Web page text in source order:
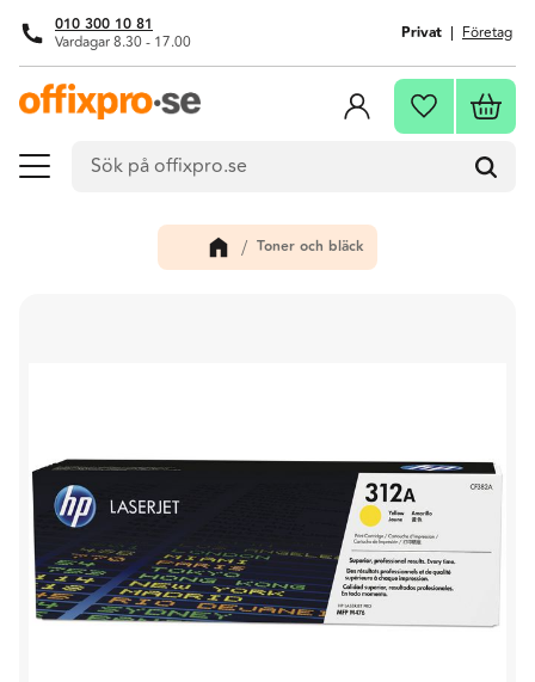
Meny
010 300 10 81
Vardagar 8.30 - 17.00 Privat Företag
Favoriter
Toner och bläck